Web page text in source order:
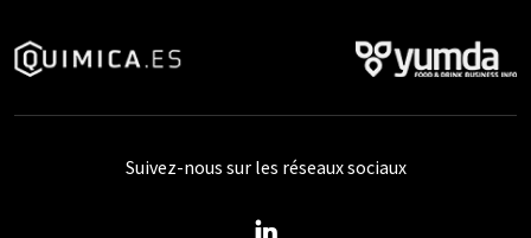
Suivez-nous sur les réseaux sociaux